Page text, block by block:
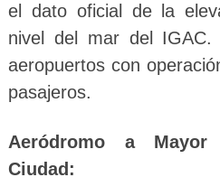
el dato oficial de la
nivel del mar del
aeropuertos con
pasajeros.
Aeródromo a
Ciudad: